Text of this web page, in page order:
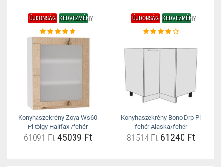
ÚJDONSÁG KEDVEZMÉNY
Konyhaszekrény Zoya Ws60
Pl tölgy Halifax /fehér
61091 Ft45039 Ft
ÚJDONSÁG KEDVEZMÉNY
Konyhaszekrény Bono Drp Pl
fehér Alaska/fehér
81514 Ft61240 Ft